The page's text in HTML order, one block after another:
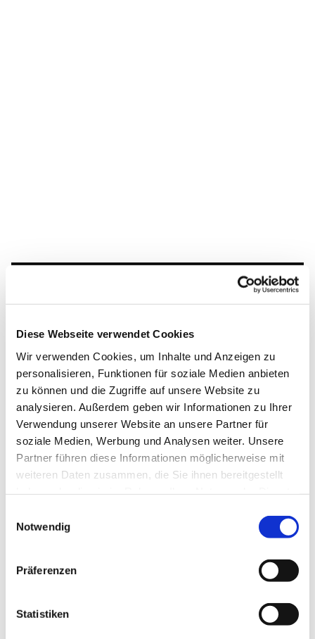
Diese Webseite verwendet Cookies
Wir verwenden Cookies, um Inhalte und Anzeigen zu
personalisieren, Funktionen für soziale Medien anbieten
zu können und die Zugriffe auf unsere Website zu
analysieren. Außerdem geben wir Informationen zu Ihrer
Verwendung unserer Website an unsere Partner für
soziale Medien, Werbung und Analysen weiter. Unsere
Partner führen diese Informationen möglicherweise mit
weiteren Daten zusammen, die Sie ihnen bereitgestellt
Notwendig
Präferenzen
Statistiken
Dies könnte Sie auch
interessieren